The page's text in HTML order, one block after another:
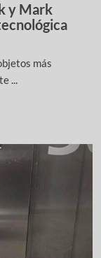
y Mark
más
...